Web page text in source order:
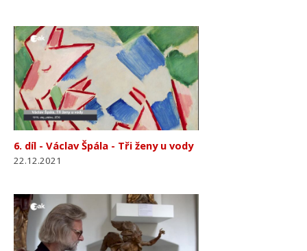
6. díl - Václav Špála - Tři ženy u vody
22.12.2021